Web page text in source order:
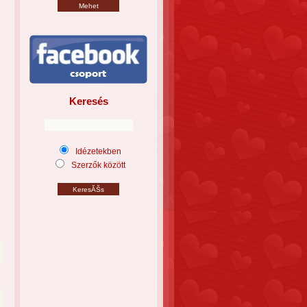
Keresés
Idézetekben
Szerzők között